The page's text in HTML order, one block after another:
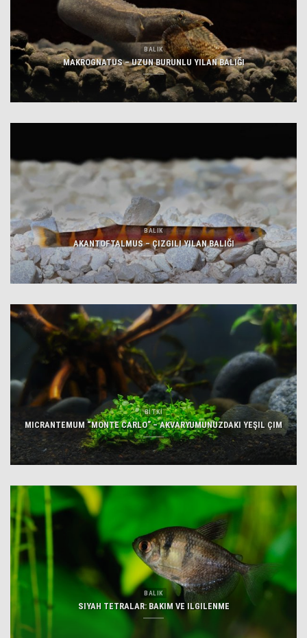
BALIK
MAKROGNATUS – UZUN BURUNLU YILAN BALIĞI
BALIK
AKANTOFTALMUS – ÇIZGILI YILAN BALIĞI
BİTKİ
MICRANTEMUM “MONTE CARLO” – AKVARYUMUNUZDAKI YEŞIL ÇIM
BALIK
SIYAH TETRALAR: BAKIM VE ILGILENME